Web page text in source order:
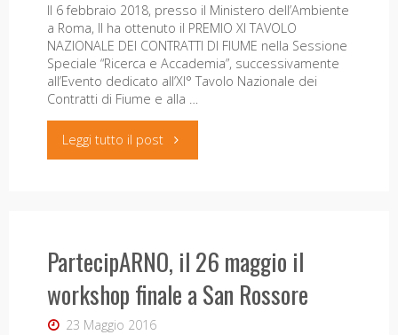
Pontedera"
Il 6 febbraio 2018, presso il Ministero dell’Ambiente
a Roma, Il ha ottenuto il PREMIO XI TAVOLO
NAZIONALE DEI CONTRATTI DI FIUME nella Sessione
Speciale “Ricerca e Accademia”, successivamente
all’Evento dedicato all’XI° Tavolo Nazionale dei
Contratti di Fiume e alla …
Leggi tutto il post"Premiato
PartecipArno
al
PartecipARNO, il 26 maggio il
workshop finale a San Rossore
23 Maggio 2016